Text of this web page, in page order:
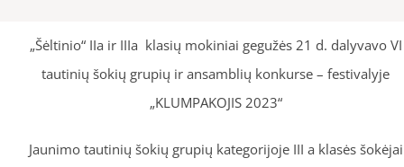
„Šėltinio“ IIa ir IIIa klasių mokiniai gegužės 21 d. dalyvavo VI
tautinių šokių grupių ir ansamblių konkurse – festivalyje
„KLUMPAKOJIS 2023“
Jaunimo tautinių šokių grupių kategorijoje III a klasės šokėjai